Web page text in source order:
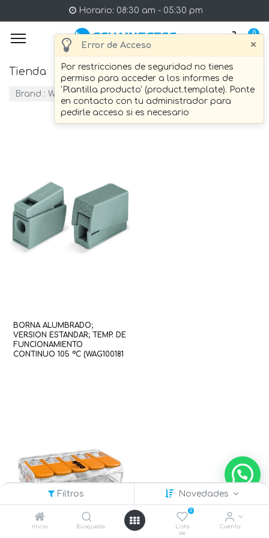
Error de Acceso ×
Por restricciones de seguridad no tienes
permiso para acceder a los informes de
'Plantilla producto' (product.template). Ponte
en contacto con tu administrador para
pedirle acceso si es necesario
Filtros Novedades
Inicio Búsqueda
0
Lista
de
Cuenta
Horario: 08:30 am - 05:30 pm
0
Tienda 3 artículo Encontrado.
Brand : WAGO
BORNA ALUMBRADO;
VERSION ESTANDAR; TEMP. DE
FUNCIONAMIENTO
CONTINUO 105 °C (WAG100181